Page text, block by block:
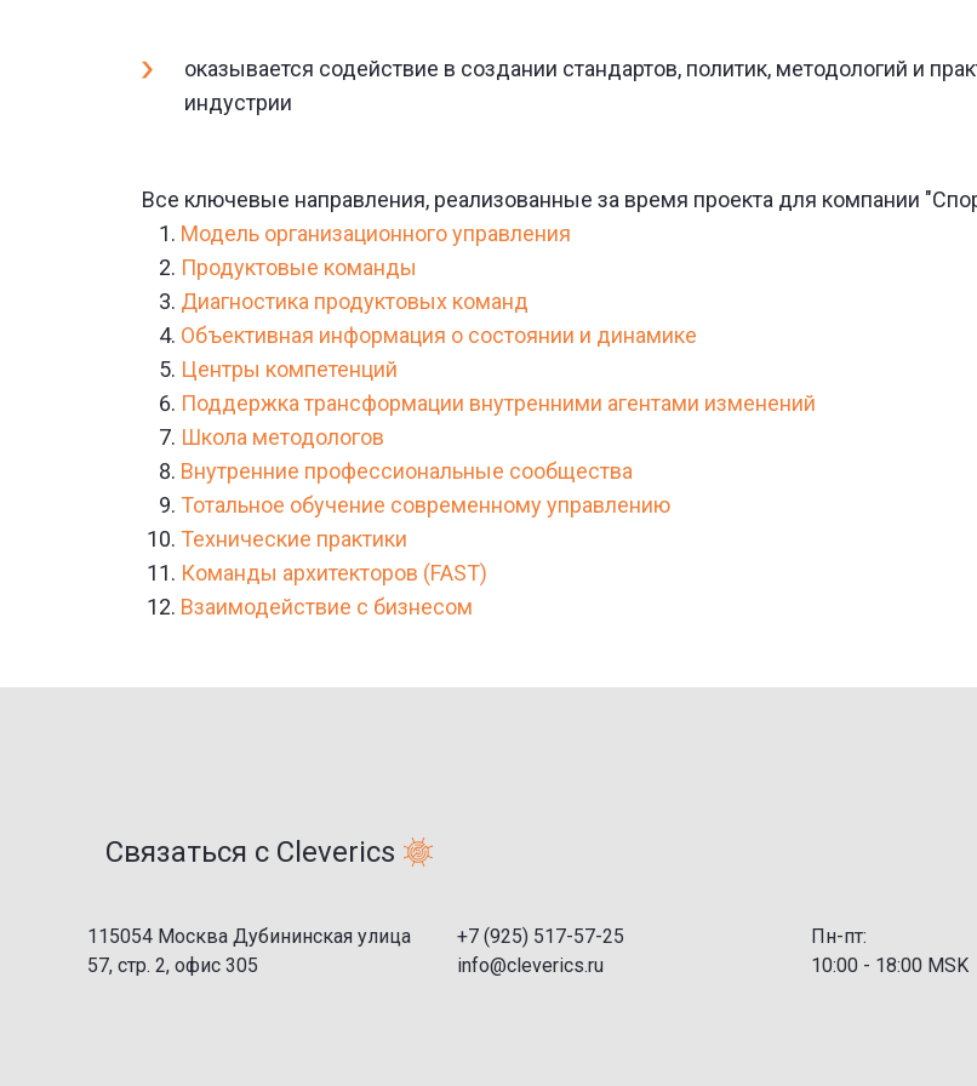
оказывается содействие в создании стандартов, политик, методологий и
индустрии
Все ключевые направления, реализованные за время проекта для компании
Модель организационного управления
Продуктовые команды
Диагностика продуктовых команд
Объективная информация о состоянии и динамике
Центры компетенций
Поддержка трансформации внутренними агентами изменений
Школа методологов
Внутренние профессиональные сообщества
Тотальное обучение современному управлению
Технические практики
Команды архитекторов (FAST)
Взаимодействие с бизнесом
Связаться с Cleverics
115054 Москва Дубининская улица
57, стр. 2, офис 305
+7 (925) 517-57-25
info@cleverics.ru
Пн-пт:
10:00 - 18:00 MSK